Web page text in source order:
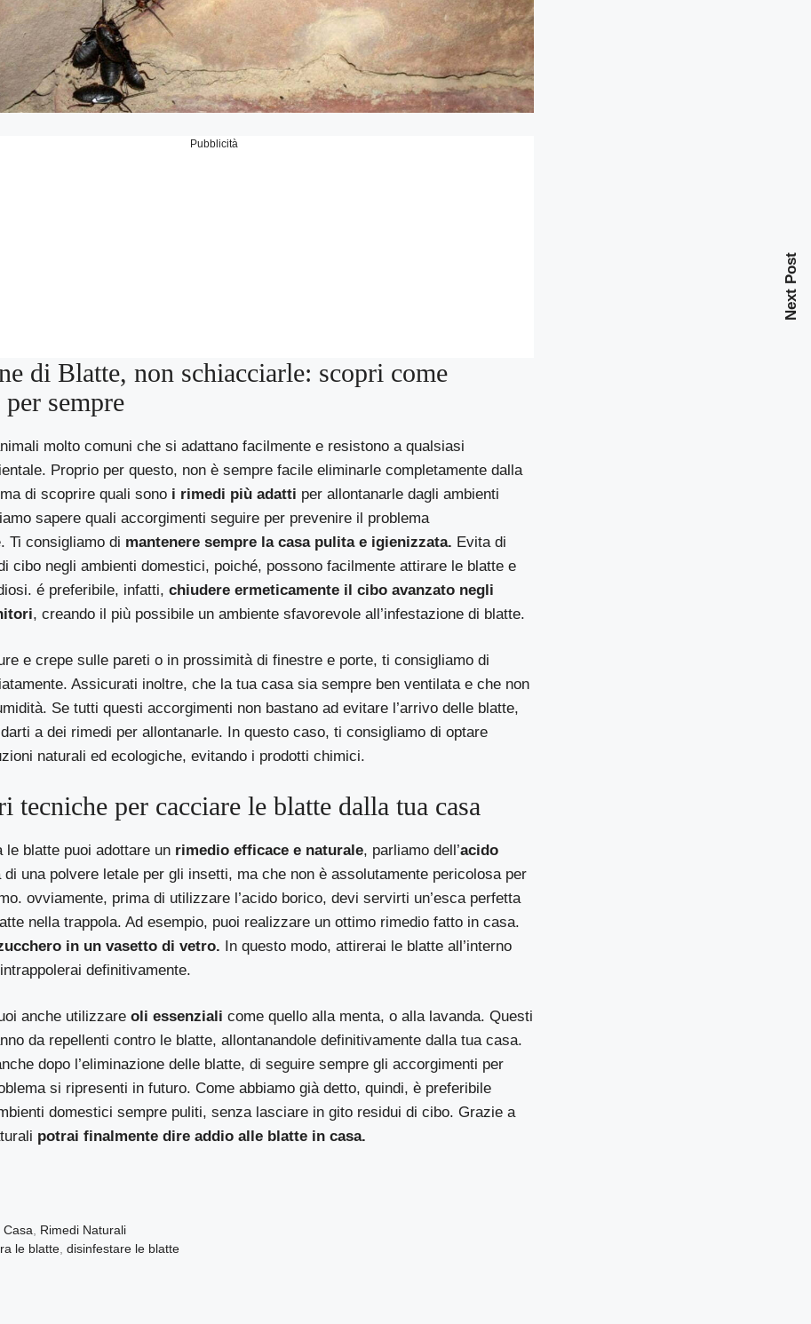
Pubblicità
di Blatte, non schiacciarle: scopri come
sempre
molto comuni che si adattano facilmente e resistono a qualsiasi
Proprio per questo, non è sempre facile eliminarle completamente dalla
di scoprire quali sono i rimedi più adatti per allontanarle dagli ambienti
sapere quali accorgimenti seguire per prevenire il problema
Ti consigliamo di mantenere sempre la casa pulita e igienizzata. Evita di
cibo negli ambienti domestici, poiché, possono facilmente attirare le blatte e
é preferibile, infatti, chiudere ermeticamente il cibo avanzato negli
, creando il più possibile un ambiente sfavorevole all’infestazione di blatte.
e crepe sulle pareti o in prossimità di finestre e porte, ti consigliamo di
Assicurati inoltre, che la tua casa sia sempre ben ventilata e che non
Se tutti questi accorgimenti non bastano ad evitare l’arrivo delle blatte,
a dei rimedi per allontanarle. In questo caso, ti consigliamo di optare
naturali ed ecologiche, evitando i prodotti chimici.
tecniche per cacciare le blatte dalla tua casa
le blatte puoi adottare un rimedio efficace e naturale, parliamo dell’acido
di una polvere letale per gli insetti, ma che non è assolutamente pericolosa per
ovviamente, prima di utilizzare l’acido borico, devi servirti un’esca perfetta
nella trappola. Ad esempio, puoi realizzare un ottimo rimedio fatto in casa.
in un vasetto di vetro. In questo modo, attirerai le blatte all’interno
definitivamente.
anche utilizzareoli essenziali come quello alla menta, o alla lavanda. Questi
da repellenti contro le blatte, allontanandole definitivamente dalla tua casa.
dopo l’eliminazione delle blatte, di seguire sempre gli accorgimenti per
si ripresenti in futuro. Come abbiamo già detto, quindi, è preferibile
domestici sempre puliti, senza lasciare in gito residui di cibo. Grazie a
potrai finalmente dire addio alle blatte in casa.
Casa
Rimedi Naturali
le blatte ,disinfestare le blatte
Next Post